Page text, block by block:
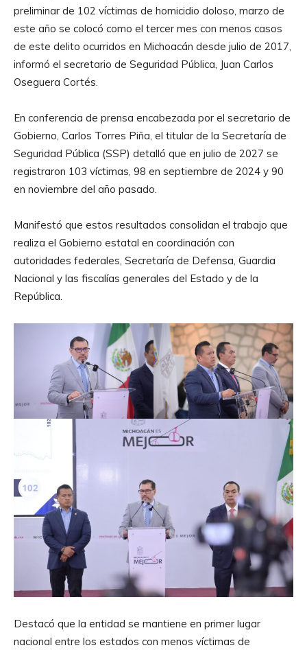
preliminar de 102 víctimas de homicidio doloso, marzo de
este año se colocó como el tercer mes con menos casos
de este delito ocurridos en Michoacán desde julio de 2017,
informó el secretario de Seguridad Pública, Juan Carlos
Oseguera Cortés.
En conferencia de prensa encabezada por el secretario de
Gobierno, Carlos Torres Piña, el titular de la Secretaría de
Seguridad Pública (SSP) detalló que en julio de 2027 se
registraron 103 víctimas, 98 en septiembre de 2024 y 90
en noviembre del año pasado.
Manifestó que estos resultados consolidan el trabajo que
realiza el Gobierno estatal en coordinación con
autoridades federales, Secretaría de Defensa, Guardia
Nacional y las fiscalías generales del Estado y de la
República.
Destacó que la entidad se mantiene en primer lugar
nacional entre los estados con menos víctimas de